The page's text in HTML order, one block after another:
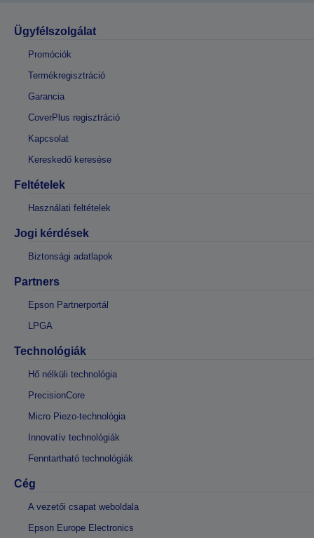
Ügyfélszolgálat
Promóciók
Termékregisztráció
Garancia
CoverPlus regisztráció
Kapcsolat
Kereskedő keresése
Feltételek
Használati feltételek
Jogi kérdések
Biztonsági adatlapok
Partners
Epson Partnerportál
LPGA
Technológiák
Hő nélküli technológia
PrecisionCore
Micro Piezo-technológia
Innovatív technológiák
Fenntartható technológiák
Cég
A vezetői csapat weboldala
Epson Europe Electronics